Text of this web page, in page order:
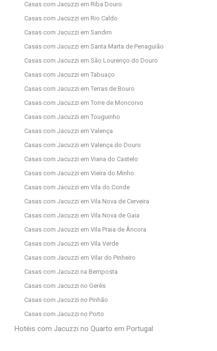
Casas com Jacuzzi em Riba Douro
Casas com Jacuzzi em Rio Caldo
Casas com Jacuzzi em Sandim
Casas com Jacuzzi em Santa Marta de Penaguião
Casas com Jacuzzi em São Lourenço do Douro
Casas com Jacuzzi em Tabuaço
Casas com Jacuzzi em Terras de Bouro
Casas com Jacuzzi em Torre de Moncorvo
Casas com Jacuzzi em Touguinho
Casas com Jacuzzi em Valença
Casas com Jacuzzi em Valença do Douro
Casas com Jacuzzi em Viana do Castelo
Casas com Jacuzzi em Vieira do Minho
Casas com Jacuzzi em Vila do Conde
Casas com Jacuzzi em Vila Nova de Cerveira
Casas com Jacuzzi em Vila Nova de Gaia
Casas com Jacuzzi em Vila Praia de Âncora
Casas com Jacuzzi em Vila Verde
Casas com Jacuzzi em Vilar do Pinheiro
Casas com Jacuzzi na Bemposta
Casas com Jacuzzi no Gerês
Casas com Jacuzzi no Pinhão
Casas com Jacuzzi no Porto
Hotéis com Jacuzzi no Quarto em Portugal